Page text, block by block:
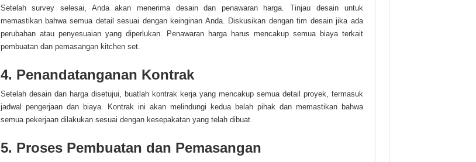
Setelah survey selesai, Anda akan menerima desain dan penawaran harga. Tinjau desain untuk
memastikan bahwa semua detail sesuai dengan keinginan Anda. Diskusikan dengan tim desain jika ada
perubahan atau penyesuaian yang diperlukan. Penawaran harga harus mencakup semua biaya terkait
pembuatan dan pemasangan kitchen set.
4. Penandatanganan Kontrak
Setelah desain dan harga disetujui, buatlah kontrak kerja yang mencakup semua detail proyek, termasuk
jadwal pengerjaan dan biaya. Kontrak ini akan melindungi kedua belah pihak dan memastikan bahwa
semua pekerjaan dilakukan sesuai dengan kesepakatan yang telah dibuat.
5. Proses Pembuatan dan Pemasangan